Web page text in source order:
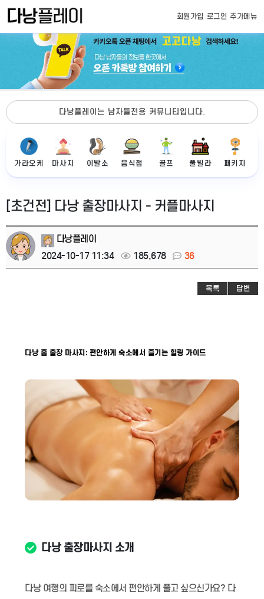
회원가입 로그인 추가메뉴
다낭플레이는 남자들전용 커뮤니티입니다.
가라오케 마사지 이발소 음식점 골프 풀빌라 패키지
[초건전] 다낭 출장마사지 - 커플마사지
다낭플레이
2024-10-17 11:34
185,678 36
목록 답변
다낭 홈 출장 마사지: 편안하게 숙소에서 즐기는 힐링 가이드
다낭 출장마사지 소개
다낭 여행의 피로를 숙소에서 편안하게 풀고 싶으신가요? 다